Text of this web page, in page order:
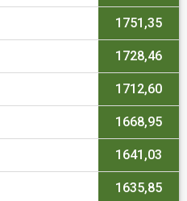
1751,35
1728,46
1712,60
1668,95
1641,03
1635,85